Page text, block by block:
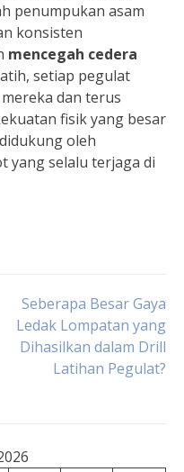
penumpukan asam
konsisten
mencegah cedera
setiap pegulat
dan terus
fisik yang besar
oleh
yang selalu terjaga di
Seberapa Besar Gaya
Ledak Lompatan yang
Dihasilkan dalam Drill
Latihan Pegulat?